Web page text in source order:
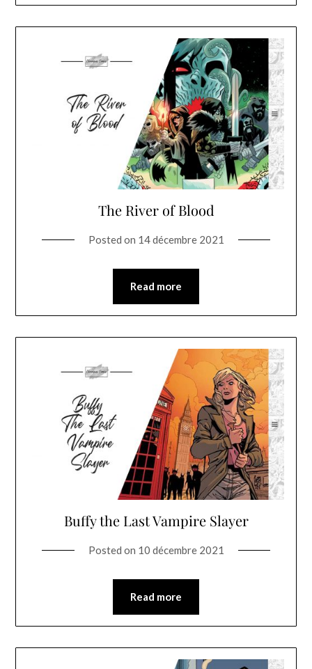
The River of Blood
Posted on 14 décembre 2021
Read more
Buffy the Last Vampire Slayer
Posted on 10 décembre 2021
Read more